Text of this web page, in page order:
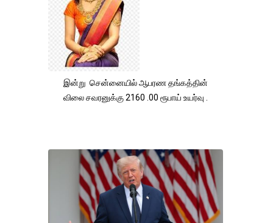
இன்று சென்னையில் ஆபரண தங்கத்தின்
விலை சவரனுக்கு 2160 .00 ரூபாய் உயர்வு .